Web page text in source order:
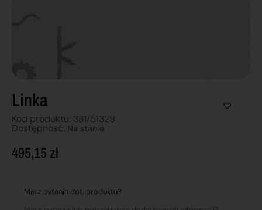
Linka
Kod produktu: 331/51329
Dostępnosć: Na stanie
495,15 zł
Masz pytania dot. produktu?